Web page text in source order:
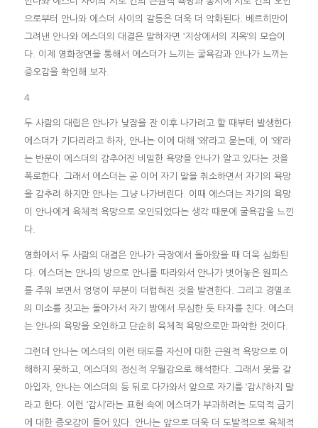
으로부터 안나와 에스더 사이의 갈등은 더욱 더 악화된다. 베르히만이
그려낸 안나와 에스더의 대결은 말하자면 ‘지상에서의 지옥’의 모습이
다. 이제 영화장면을 통해서 에스더가 느끼는 굴욕감과 안나가 느끼는
증오감을 확인해 보자.
4
두 사람의 대립은 안나가 낮잠을 잔 이후 나가려고 할 때부터 발생한다.
에스더가 기다리라고 하자, 안나는 이에 대해 ‘왜’라고 묻는데, 이 ‘왜’라
는 반문이 에스더의 감추어진 비밀한 욕망을 안나가 알고 있다는 것을
폭로한다. 그래서 에스더는 곧 이어 자기 말을 취소하면서 자기의 욕망
을 감추려 하지만 안나는 그냥 나가버린다. 이때 에스더는 자기의 욕망
이 안나에게 육체적 욕망으로 오인되었다는 생각 때문에 굴욕감을 느낀
다.
영화에서 두 사람의 대결은 안나가 극장에서 돌아왔을 때 더욱 심화된
다. 에스더는 안나의 방으로 안나를 따라와서 안나가 벗어놓은 원피스
를 주워 보면서 엉덩이 부분이 더럽혀진 것을 발견한다. 그리고 경멸조
의 미소를 짓고는 돌아가서 자기 방에서 무심한 듯 타자를 친다. 에스더
는 안나의 욕망을 오인하고 단순히 육체적 욕망으로만 파악한 것이다.
그런데 안나는 에스더의 이런 태도를 자신에 대한 근원적 욕망으로 이
해하지 못하고, 에스더의 정신적 우월감으로 해석한다. 그래서 옷을 갈
아입자, 안나는 에스더의 등 뒤로 다가와서 앞으로 자기를 ‘감시’하지 말
라고 한다. 이런 ‘감시’라는 표현 속에 에스더가 부과하려는 도덕적 금기
에 대한 증오감이 들어 있다. 안나는 앞으로 더욱 더 도발적으로 육체적